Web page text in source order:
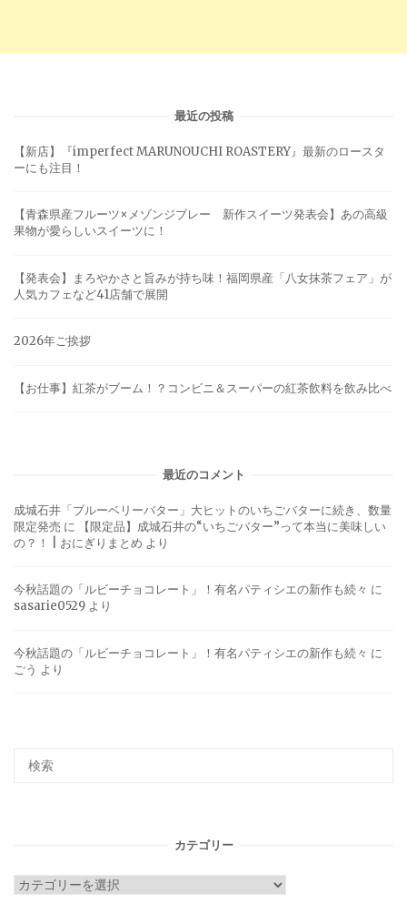
最近の投稿
【新店】『imperfect MARUNOUCHI ROASTERY』最新のロースタ
ーにも注目！
【青森県産フルーツ×メゾンジブレー 新作スイーツ発表会】あの高級
果物が愛らしいスイーツに！
【発表会】まろやかさと旨みが持ち味！福岡県産「八女抹茶フェア」が
人気カフェなど41店舗で展開
2026年ご挨拶
【お仕事】紅茶がブーム！？コンビニ＆スーパーの紅茶飲料を飲み比べ
最近のコメント
成城石井「ブルーベリーバター」大ヒットのいちごバターに続き、数量
限定発売 に
【限定品】成城石井の“いちごバター”って本当に美味しい
の？！ | おにぎりまとめ より
今秋話題の「ルビーチョコレート」！有名パティシエの新作も続々 に
sasarie0529 より
今秋話題の「ルビーチョコレート」！有名パティシエの新作も続々 に
ごう より
カテゴリー
カ